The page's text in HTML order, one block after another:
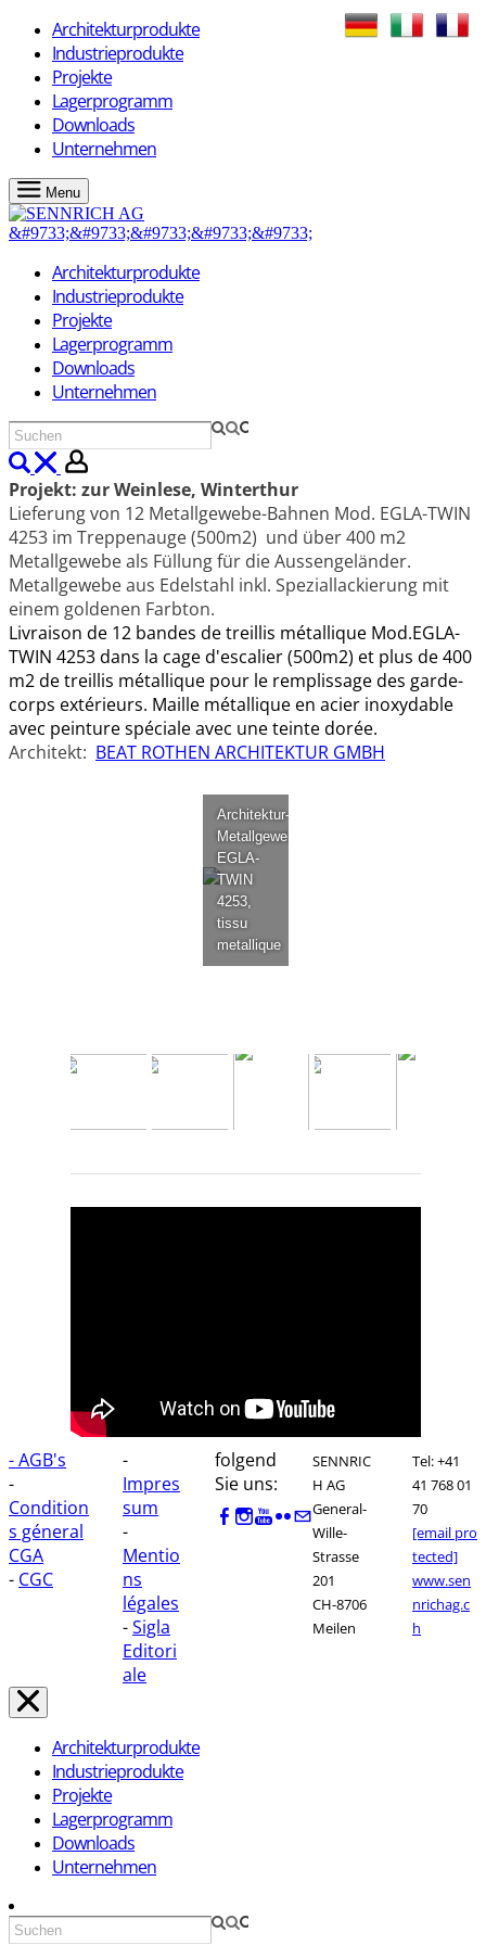
Architekturprodukte
Industrieprodukte
Projekte
Lagerprogramm
Downloads
Unternehmen
Menu
Architekturprodukte
Industrieprodukte
Projekte
Lagerprogramm
Downloads
Unternehmen
Projekt: zur Weinlese, Winterthur
Lieferung von 12 Metallgewebe-Bahnen Mod. EGLA-TWIN
4253 im Treppenauge (500m2) und über 400 m2
Metallgewebe als Füllung für die Aussengeländer.
Metallgewebe aus Edelstahl inkl. Speziallackierung mit
einem goldenen Farbton.
Livraison de 12 bandes de treillis métallique Mod.EGLA-
TWIN 4253 dans la cage d'escalier (500m2) et plus de 400
m2 de treillis métallique pour le remplissage des garde-
corps extérieurs. Maille métallique en acier inoxydable
avec peinture spéciale avec une teinte dorée.
Architekt: BEAT ROTHEN ARCHITEKTUR GMBH
Architektur-
Metallgewebe
EGLA-
TWIN
4253,
tissu
metallique
- AGB's
-
Condition
s géneral
CGA
- CGC
-
Impres
sum
-
Mentio
ns
légales
-Sigla
Editori
ale
folgend
Sie uns:
SENNRIC
H AG
General-
Wille-
Strasse
201
CH-8706
Meilen
Tel: +41
41 768 01
70
[email pro
tected]
www.sen
nrichag.c
h
Architekturprodukte
Industrieprodukte
Projekte
Lagerprogramm
Downloads
Unternehmen